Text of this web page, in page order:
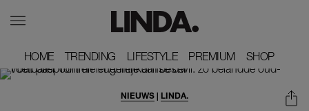
HOME
HOME TRENDING
TRENDING LIFESTYLE
LIFESTYLE PREMIUM
PREMIUM SHOP
SHOP
NIEUWS | LINDA.